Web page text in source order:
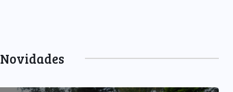
Novidades